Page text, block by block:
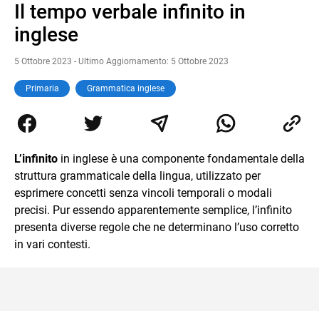
Il tempo verbale infinito in
inglese
5 Ottobre 2023 - Ultimo Aggiornamento: 5 Ottobre 2023
Primaria Grammatica inglese
L’infinito in inglese è una componente fondamentale della
struttura grammaticale della lingua, utilizzato per
esprimere concetti senza vincoli temporali o modali
precisi. Pur essendo apparentemente semplice, l’infinito
presenta diverse regole che ne determinano l’uso corretto
in vari contesti.